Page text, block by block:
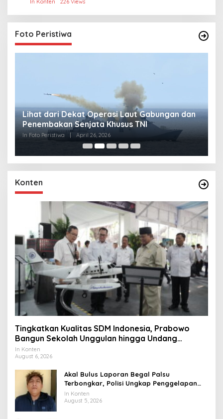
In Konten 226 Views
Foto Peristiwa
Lihat dari Dekat Operasi Laut Gabungan dan
Penembakan Senjata Khusus TNI
In Foto Peristiwa April 26, 2026
Konten
Tingkatkan Kualitas SDM Indonesia, Prabowo
Bangun Sekolah Unggulan hingga Undang
Universitas Terbaik Dunia
In Konten
August 6, 2026
Akal Bulus Laporan Begal Palsu
Terbongkar, Polisi Ungkap Penggelapan
Uang Perusahaan untuk Crypto
In Konten
August 5, 2026